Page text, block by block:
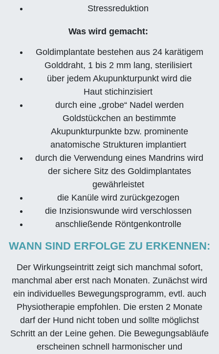
Stressreduktion
Was wird gemacht:
Goldimplantate bestehen aus 24 karätigem
Golddraht, 1 bis 2 mm lang, sterilisiert
über jedem Akupunkturpunkt wird die
Haut stichinzisiert
durch eine „grobe“ Nadel werden
Goldstückchen an bestimmte
Akupunkturpunkte bzw. prominente
anatomische Strukturen implantiert
durch die Verwendung eines Mandrins wird
der sichere Sitz des Goldimplantates
gewährleistet
die Kanüle wird zurückgezogen
die Inzisionswunde wird verschlossen
anschließende Röntgenkontrolle
WANN SIND ERFOLGE ZU ERKENNEN:
Der Wirkungseintritt zeigt sich manchmal sofort,
manchmal aber erst nach Monaten. Zunächst wird
ein individuelles Bewegungsprogramm, evtl. auch
Physiotherapie empfohlen. Die ersten 2 Monate
darf der Hund nicht toben und sollte möglichst
Schritt an der Leine gehen. Die Bewegungsabläufe
erscheinen schnell harmonischer und